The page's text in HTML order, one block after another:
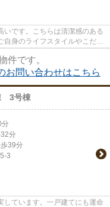
いです。こちらは清潔感のある
自身のライフスタイルやこだわ
件です。
問い合わせはこちら
3号棟
分
32分
歩39分
3
しています。一戸建てにも運命